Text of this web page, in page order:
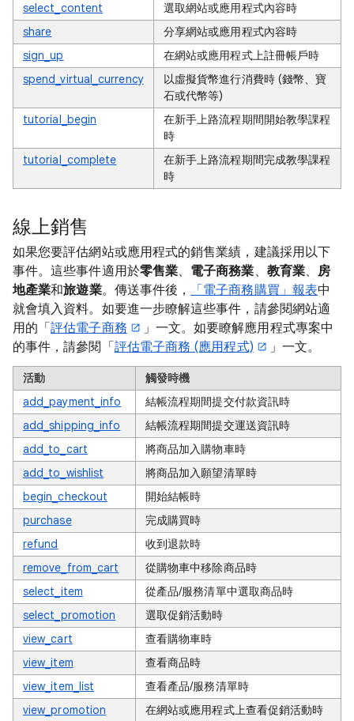
select_content
選取網站或應用程式內容時
share
分享網站或應用程式內容時
sign_up
在網站或應用程式上註冊帳戶時
spend_virtual_currency
以虛擬貨幣進行消費時 (錢幣、寶
石或代幣等)
tutorial_begin
在新手上路流程期間開始教學課程
時
tutorial_complete
在新手上路流程期間完成教學課程
時
線上銷售
如果您要評估網站或應用程式的銷售業績，建議採用以下
事件。這些事件適用於零售業、 電子商務業、 教育業、 房
地產業和旅遊業。傳送事件後， 「電子商務購買」報表中
就會填入資料。 如要進一步瞭解這些事件，請參閱網站適
用的「評估電子商務
」一文。如要瞭解應用程式專案中
的事件，請參閱「 評估電子商務 (應用程式) 」一文。
活動
觸發時機
add_payment_info
結帳流程期間提交付款資訊時
add_shipping_info
結帳流程期間提交運送資訊時
add_to_cart
將商品加入購物車時
add_to_wishlist
將商品加入願望清單時
begin_checkout
開始結帳時
purchase
完成購買時
refund
收到退款時
remove_from_cart
從購物車中移除商品時
select_item
從產品/服務清單中選取商品時
select_promotion
選取促銷活動時
view_cart
查看購物車時
view_item
查看商品時
view_item_list
查看產品/服務清單時
view_promotion
在網站或應用程式上查看促銷活動時